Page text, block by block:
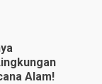
Alam!